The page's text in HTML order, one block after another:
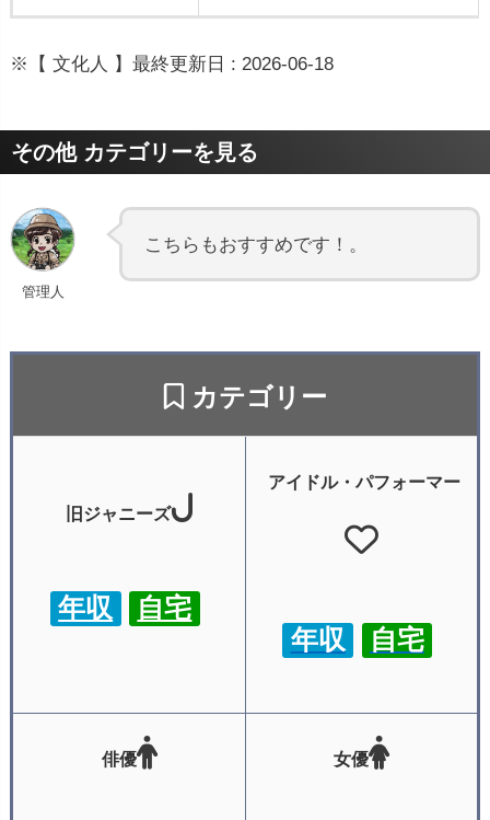
※【 文化人 】最終更新日 : 2026-06-18
その他 カテゴリーを見る
管理人
こちらもおすすめです！。
カテゴリー
旧ジャニーズ
年収 自宅
アイドル・パフォーマー
年収 自宅
俳優 女優